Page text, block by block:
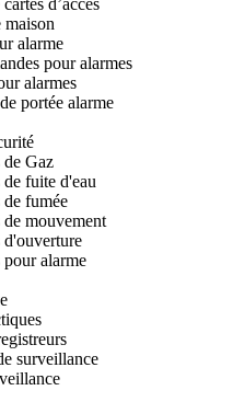
maison
alarme
pour alarmes
alarmes
portée alarme
de Gaz
fuite d'eau
de fumée
de mouvement
d'ouverture
pour alarme
surveillance